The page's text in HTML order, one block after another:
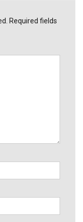
Required fields